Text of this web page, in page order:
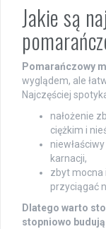
Jakie są
Pomarańczowy
wyglądem, ale
Najczęściej
nałożenie
ciężkim i
karnacji,
zbyt mocna
przyciągać
Dlatego warto
stopniowo